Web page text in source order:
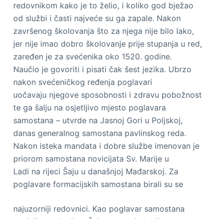
redovnikom kako je to želio, i koliko god bježao
od službi i časti najveće su ga zapale. Nakon
završenog školovanja što za njega nije bilo lako,
jer nije imao dobro školovanje prije stupanja u red,
zaređen je za svećenika oko 1520. godine.
Naučio je govoriti i pisati čak šest jezika. Ubrzo
nakon svećeničkog ređenja poglavari
uočavaju njegove sposobnosti i zdravu pobožnost
te ga šalju na osjetljivo mjesto poglavara
samostana – utvrde na Jasnoj Gori u Poljskoj,
danas generalnog samostana pavlinskog reda.
Nakon isteka mandata i dobre službe imenovan je
priorom samostana novicijata Sv. Marije u
Ladi na rijeci Šaju u današnjoj Mađarskoj. Za
poglavare formacijskih samostana birali su se
najuzorniji redovnici. Kao poglavar samostana